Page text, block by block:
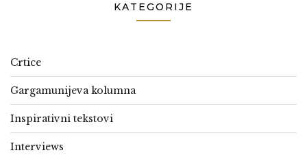
KATEGORIJE
Crtice
Gargamunijeva kolumna
Inspirativni tekstovi
Interviews